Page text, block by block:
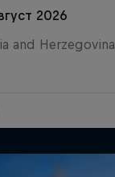
2026
and Herzegovina